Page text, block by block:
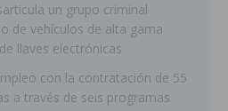
un grupo criminal
de vehículos de alta gama
llaves electrónicas
con la contratación de 55
a través de seis programas